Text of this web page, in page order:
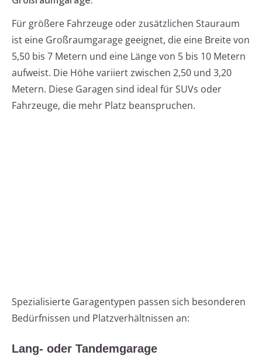
Für größere Fahrzeuge oder zusätzlichen Stauraum
ist eine Großraumgarage geeignet, die eine Breite von
5,50 bis 7 Metern und eine Länge von 5 bis 10 Metern
aufweist. Die Höhe variiert zwischen 2,50 und 3,20
Metern. Diese Garagen sind ideal für SUVs oder
Fahrzeuge, die mehr Platz beanspruchen.
Spezialisierte Garagentypen passen sich besonderen
Bedürfnissen und Platzverhältnissen an:
Lang- oder Tandemgarage